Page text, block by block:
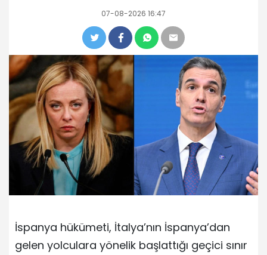
07-08-2026 16:47
İspanya hükümeti, İtalya’nın İspanya’dan
gelen yolculara yönelik başlattığı geçici sınır